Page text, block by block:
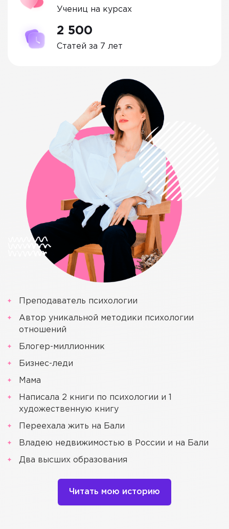
Учениц на курсах
2 500
Cтатей за 7 лет
Преподаватель психологии
Автор уникальной методики психологии
отношений
Блогер-миллионник
Бизнес-леди
Мама
Написала 2 книги по психологии и 1
художественную книгу
Переехала жить на Бали
Владею недвижимостью в России и на Бали
Два высших образования
Читать мою историю